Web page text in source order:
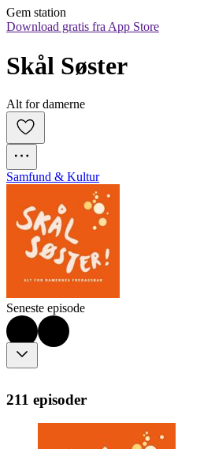
Gem station
Download gratis fra App Store
Skål Søster
Alt for damerne
Samfund & Kultur
Seneste episode
211 episoder